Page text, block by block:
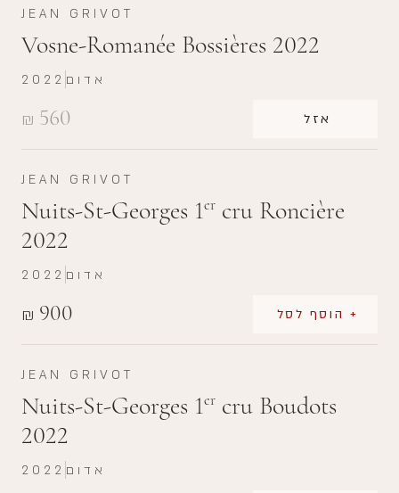
JEAN GRIVOT
Vosne-Romanée Bossières 2022
₪ 560 אזל
2022 אדום
JEAN GRIVOT
Nuits-St-Georges 1er cru Roncière
2022
₪ 900 + הוסף לסל
2022 אדום
JEAN GRIVOT
Nuits-St-Georges 1er cru Boudots
2022
2022 אדום